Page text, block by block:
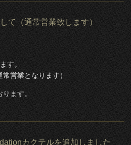
て（通常営業致します）
す。
営業となります）
ます。
カクテルを追加しました